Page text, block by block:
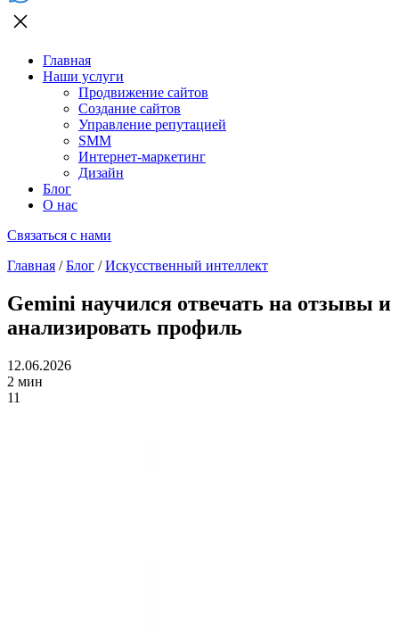
Главная
Наши услуги
Продвижение сайтов
Создание сайтов
Управление репутацией
SMM
Интернет-маркетинг
Дизайн
Блог
О нас
Связаться с нами
Главная /Блог /Искусственный интеллект
Gemini научился отвечать на отзывы и
анализировать профиль
12.06.2026
2 мин
11